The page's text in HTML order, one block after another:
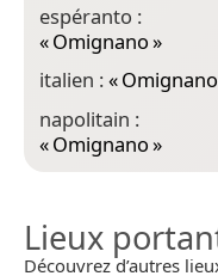
espéranto :
«Omignano»
italien :«Omignano
napolitain :
«Omignano»
Lieux
Découvrez d’autres